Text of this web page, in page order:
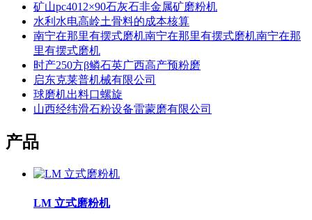
矿山pc4012×90石灰石非金属矿磨粉机
水利水电高岭土骨料的成本核算
南宁在那里有摆式磨机南宁在那里有摆式磨机南宁在那
里有摆式磨机
时产250方β鳞石英广西高产预粉磨
启东克莱普机械有限公司
球磨机出料口螺旋
山西经纬滑石粉设备雷蒙磨有限公司
产品
LM 立式磨粉机